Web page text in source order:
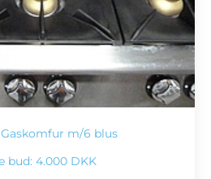
m/6 blus
bud: 4.000 DKK